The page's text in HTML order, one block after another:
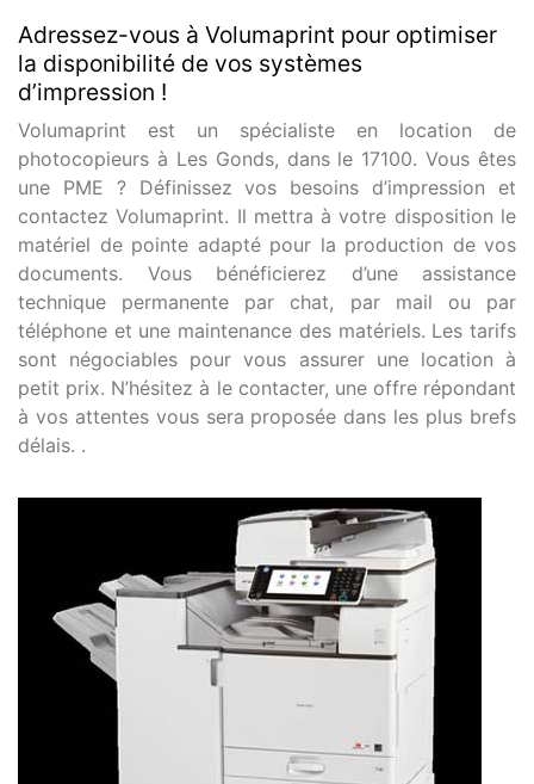
Adressez-vous à Volumaprint pour optimiser
la disponibilité de vos systèmes
d’impression !
Volumaprint est un spécialiste en location de
photocopieurs à Les Gonds, dans le 17100. Vous êtes
une PME ? Définissez vos besoins d’impression et
contactez Volumaprint. Il mettra à votre disposition le
matériel de pointe adapté pour la production de vos
documents. Vous bénéficierez d’une assistance
technique permanente par chat, par mail ou par
téléphone et une maintenance des matériels. Les tarifs
sont négociables pour vous assurer une location à
petit prix. N’hésitez à le contacter, une offre répondant
à vos attentes vous sera proposée dans les plus brefs
délais. .